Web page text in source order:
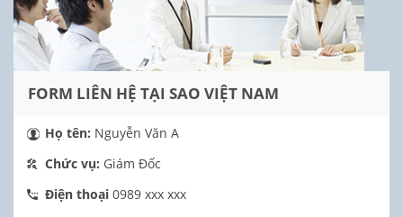
FORM LIÊN HỆ TẠI SAO VIỆT NAM
Họ tên: Nguyễn Văn A
Chức vụ: Giám Đốc
Điện thoại 0989 xxx xxx